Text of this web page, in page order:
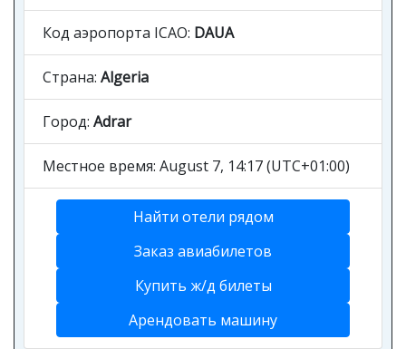
Код аэропорта ICAO: DAUA
Страна: Algeria
Город: Adrar
Местное время: August 7, 14:17 (UTC+01:00)
Найти отели рядом
Заказ авиабилетов
Купить ж/д билеты
Арендовать машину